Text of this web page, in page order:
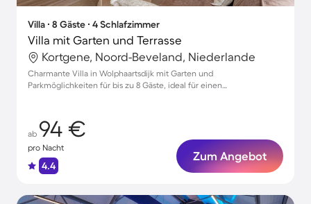
Villa ∙ 8 Gäste ∙ 4 Schlafzimmer
Villa mit Garten und Terrasse
Kortgene, Noord-Beveland, Niederlande
Charmante Villa in Wolphaartsdijk mit Garten und
Parkmöglichkeiten für bis zu 8 Gäste, ideal für einen
ab 94 €
pro Nacht
4.4
Zum Angebot